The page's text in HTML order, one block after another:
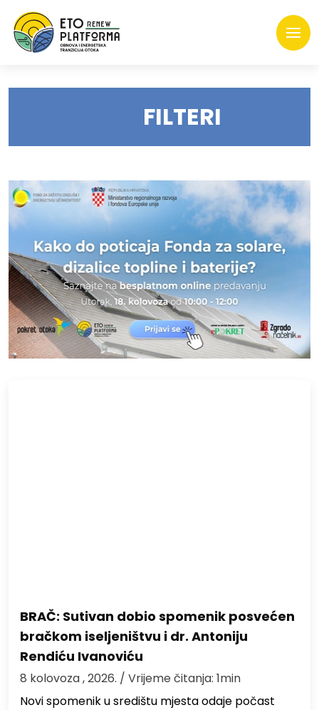
FILTERI
BRAČ: Sutivan dobio spomenik posvećen
bračkom iseljeništvu i dr. Antoniju
Rendiću Ivanoviću
8 kolovoza , 2026. / Vrijeme čitanja: 1min
Novi spomenik u središtu mjesta odaje počast